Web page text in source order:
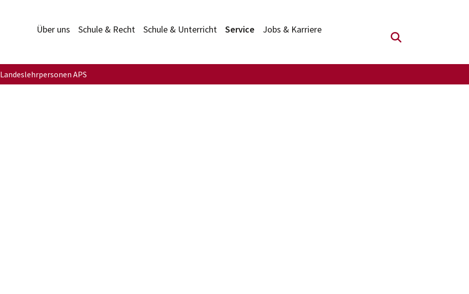
Über uns Schule & Recht Schule & Unterricht Service Jobs & Karriere
Suchfeld
Landeslehrpersonen APS